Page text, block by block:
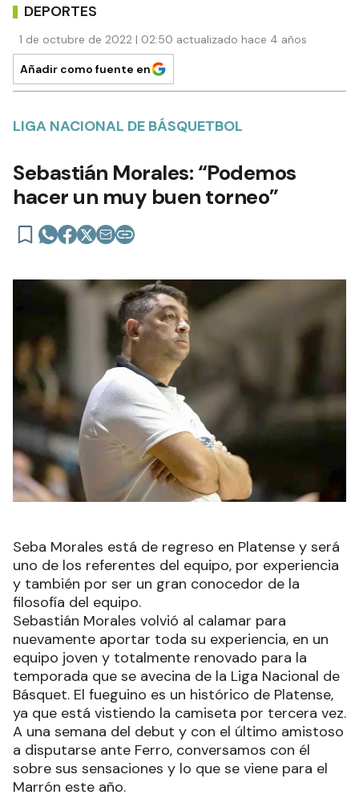
DEPORTES
1 de octubre de 2022 | 02:50 actualizado hace 4 años
Añadir como fuente en
LIGA NACIONAL DE BÁSQUETBOL
Sebastián Morales: “Podemos
hacer un muy buen torneo”
Seba Morales está de regreso en Platense y será
uno de los referentes del equipo, por experiencia
y también por ser un gran conocedor de la
filosofía del equipo.
Sebastián Morales volvió al calamar para
nuevamente aportar toda su experiencia, en un
equipo joven y totalmente renovado para la
temporada que se avecina de la Liga Nacional de
Básquet. El fueguino es un histórico de Platense,
ya que está vistiendo la camiseta por tercera vez.
A una semana del debut y con el último amistoso
a disputarse ante Ferro, conversamos con él
sobre sus sensaciones y lo que se viene para el
Marrón este año.